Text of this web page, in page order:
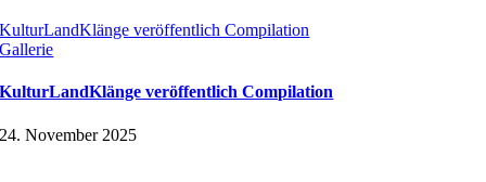
KulturLandKlänge veröffentlich Compilation
Gallerie
KulturLandKlänge veröffentlich Compilation
24. November 2025